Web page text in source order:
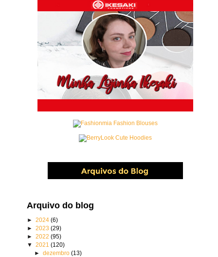
Arquivo do blog
►2024(6)
►2023(29)
►2022(95)
▼2021(120)
► dezembro (13)